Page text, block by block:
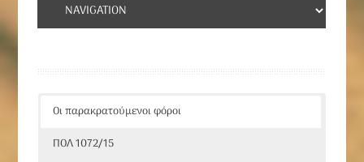
Οι παρακρατούμενοι φόροι
ΠΟΛ 1072/15